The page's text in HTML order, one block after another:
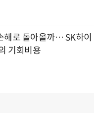
해로 돌아올까… SK하이
기회비용